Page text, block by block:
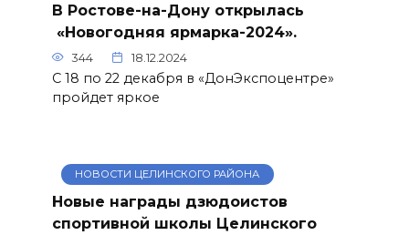
В Ростове-на-Дону открылась
«Новогодняя ярмарка-2024».
344 18.12.2024
С 18 по 22 декабря в «ДонЭкспоцентре»
пройдет яркое
НОВОСТИ ЦЕЛИНСКОГО РАЙОНА
Новые награды дзюдоистов
спортивной школы Целинского